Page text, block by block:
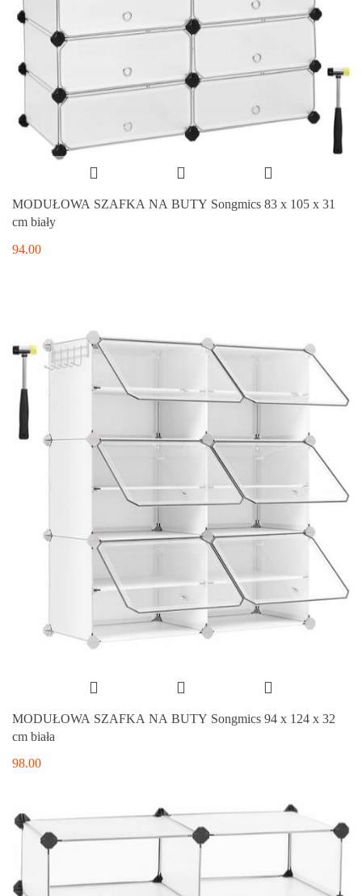
MODUŁOWA SZAFKA NA BUTY Songmics 83 x 105 x 31
cm biały
94.00
MODUŁOWA SZAFKA NA BUTY Songmics 94 x 124 x 32
cm biała
98.00